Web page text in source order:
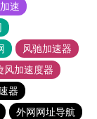
速
风驰加速器
风加速度器
器
外网网址导航